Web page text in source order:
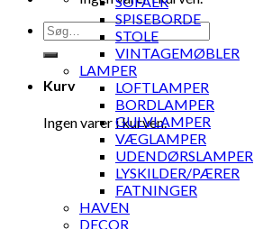
Søg
efter:
Kurv
Ingen varer i kurven.
SPISEBORDE
STOLE
VINTAGEMØBLER
LAMPER
LOFTLAMPER
BORDLAMPER
GULVLAMPER
VÆGLAMPER
UDENDØRSLAMPER
LYSKILDER/PÆRER
FATNINGER
HAVEN
DECOR